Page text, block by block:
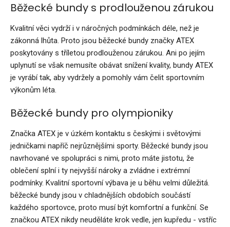
Běžecké bundy s prodlouženou zárukou
Kvalitní věci vydrží i v náročných podmínkách déle, než je
zákonná lhůta. Proto jsou běžecké bundy značky ATEX
poskytovány s tříletou prodlouženou zárukou. Ani po jejím
uplynutí se však nemusíte obávat snížení kvality, bundy ATEX
je vyrábí tak, aby vydržely a pomohly vám čelit sportovním
výkonům léta.
Běžecké bundy pro olympioniky
Značka ATEX je v úzkém kontaktu s českými i světovými
jedničkami napříč nejrůznějšími sporty. Běžecké bundy jsou
navrhované ve spolupráci s nimi, proto máte jistotu, že
oblečení splní i ty nejvyšší nároky a zvládne i extrémní
podmínky. Kvalitní sportovní výbava je u běhu velmi důležitá.
běžecké bundy jsou v chladnějších obdobích součástí
každého sportovce, proto musí být komfortní a funkční. Se
značkou ATEX nikdy neuděláte krok vedle, jen kupředu - vstříc